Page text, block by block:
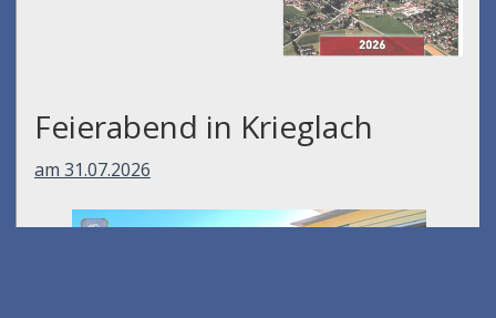
Feierabend in Krieglach
am 31.07.2026